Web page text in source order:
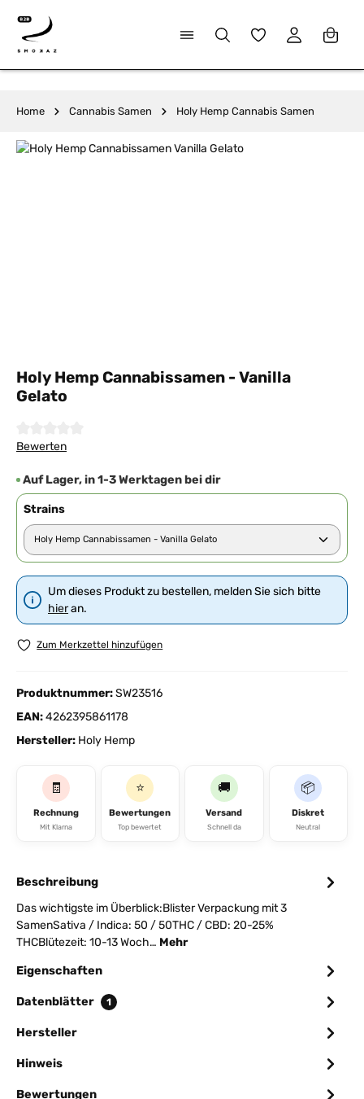
springen
Du hast 0
Home Cannabis Samen Holy Hemp Cannabis Samen
Bildergalerie überspringen
Holy Hemp Cannabissamen - Vanilla
Gelato
Durchschnittliche Bewertung von 0 von 5 Sternen
Bewerten
Auf Lager, in 1-3 Werktagen bei dir
Strains
Um dieses Produkt zu bestellen, melden Sie sich bitte
hieran.
Zum Merkzettel hinzufügen
Produktnummer:SW23516
EAN:4262395861178
Hersteller: Holy Hemp
🧾
Rechnung
Mit Klarna
⭐
Bewertungen
Top bewertet
🚚
Versand
Schnell da
📦
Diskret
Neutral
Beschreibung
Das wichtigste im Überblick:Blister Verpackung mit 3
SamenSativa / Indica: 50 / 50THC / CBD: 20-25%
THCBlütezeit: 10-13 Woch… Mehr
Eigenschaften
Datenblätter 1
Hersteller
Hinweis
Bewertungen